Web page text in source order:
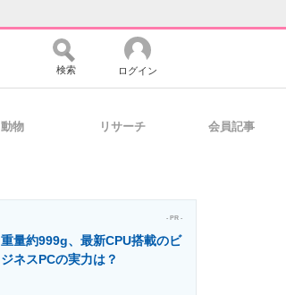
マーケ×ITの今がよく分かる
検索 ログイン
動物 リサーチ 会員記事
- PR -
重量約999g、最新CPU搭載のビ
ジネスPCの実力は？